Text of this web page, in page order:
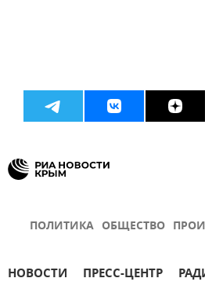
ПОЛИТИКА ОБЩЕСТВО
НОВОСТИ ПРЕСС-ЦЕНТР